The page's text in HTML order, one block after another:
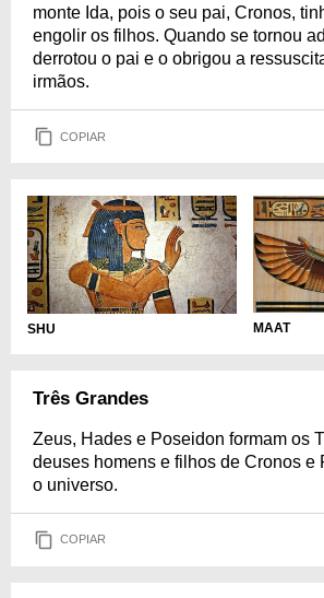
monte Ida, pois o seu pai, Cronos,
engolir os filhos. Quando se tornou
derrotou o pai e o obrigou a
irmãos.
COPIAR
SHU MAAT
Três Grandes
Zeus, Hades e Poseidon formam os
deuses homens e filhos de Cronos e
o universo.
COPIAR